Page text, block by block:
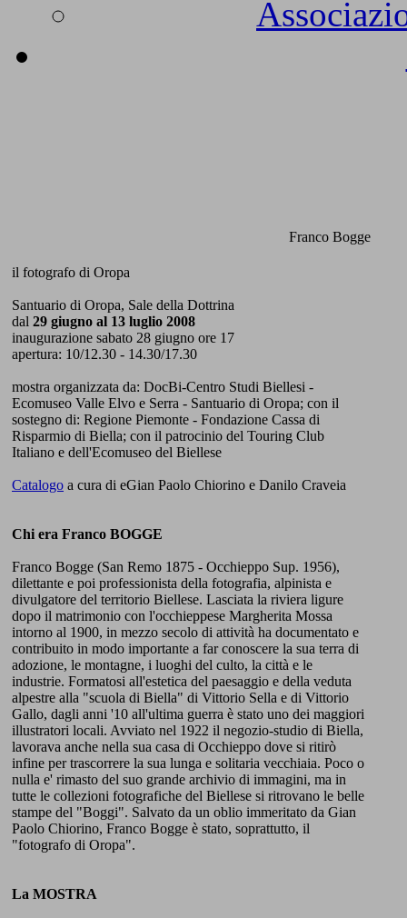
Franco Bogge
il fotografo di Oropa
Santuario di Oropa, Sale della Dottrina
dal 29 giugno al 13 luglio 2008
inaugurazione sabato 28 giugno ore 17
apertura: 10/12.30 - 14.30/17.30
mostra organizzata da: DocBi-Centro Studi Biellesi -
Ecomuseo Valle Elvo e Serra - Santuario di Oropa; con il
sostegno di: Regione Piemonte - Fondazione Cassa di
Risparmio di Biella; con il patrocinio del Touring Club
Italiano e dell'Ecomuseo del Biellese
Catalogo a cura di eGian Paolo Chiorino e Danilo Craveia
Chi era Franco BOGGE
Franco Bogge (San Remo 1875 - Occhieppo Sup. 1956),
dilettante e poi professionista della fotografia, alpinista e
divulgatore del territorio Biellese. Lasciata la riviera ligure
dopo il matrimonio con l'occhieppese Margherita Mossa
intorno al 1900, in mezzo secolo di attività ha documentato e
contribuito in modo importante a far conoscere la sua terra di
adozione, le montagne, i luoghi del culto, la città e le
industrie. Formatosi all'estetica del paesaggio e della veduta
alpestre alla "scuola di Biella" di Vittorio Sella e di Vittorio
Gallo, dagli anni '10 all'ultima guerra è stato uno dei maggiori
illustratori locali. Avviato nel 1922 il negozio-studio di Biella,
lavorava anche nella sua casa di Occhieppo dove si ritirò
infine per trascorrere la sua lunga e solitaria vecchiaia. Poco o
nulla e' rimasto del suo grande archivio di immagini, ma in
tutte le collezioni fotografiche del Biellese si ritrovano le belle
stampe del "Boggi". Salvato da un oblio immeritato da Gian
Paolo Chiorino, Franco Bogge è stato, soprattutto, il
"fotografo di Oropa".
La MOSTRA